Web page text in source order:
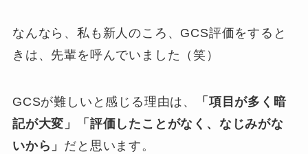
なんなら、私も新人のころ、GCS評価をすると
きは、先輩を呼んでいました（笑）
GCSが難しいと感じる理由は、
「項目が多く暗
記が大変」「評価したことがなく、なじみがな
いから」 だと思います。